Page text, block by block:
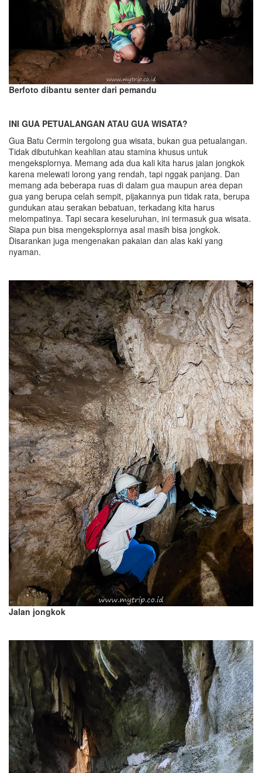
Berfoto dibantu senter dari pemandu
INI GUA PETUALANGAN ATAU GUA WISATA?
Gua Batu Cermin tergolong gua wisata, bukan gua petualangan.
Tidak dibutuhkan keahlian atau stamina khusus untuk
mengeksplornya. Memang ada dua kali kita harus jalan jongkok
karena melewati lorong yang rendah, tapi nggak panjang. Dan
memang ada beberapa ruas di dalam gua maupun area depan
gua yang berupa celah sempit, pijakannya pun tidak rata, berupa
gundukan atau serakan bebatuan, terkadang kita harus
melompatinya. Tapi secara keseluruhan, ini termasuk gua wisata.
Siapa pun bisa mengeksplornya asal masih bisa jongkok.
Disarankan juga mengenakan pakaian dan alas kaki yang
nyaman.
Jalan jongkok